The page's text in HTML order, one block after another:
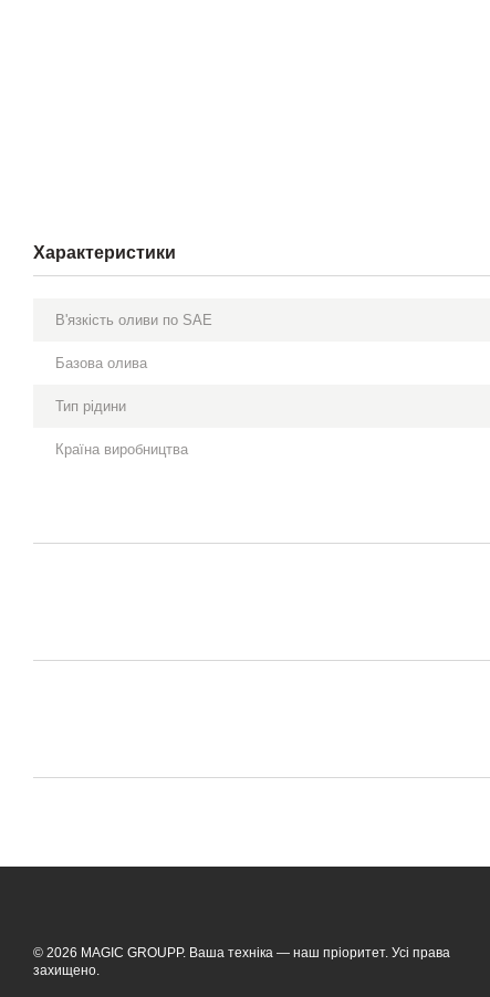
Характеристики
В'язкість оливи по SAE
Базова олива
Тип рідини
Країна виробництва
© 2026 MAGIC GROUPP. Ваша техніка — наш пріоритет. Усі права
захищено.